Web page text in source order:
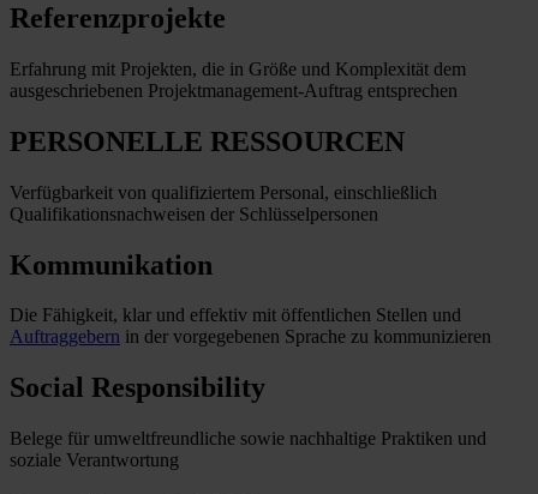
Referenzprojekte
Erfahrung mit Projekten, die in Größe und Komplexität dem
ausgeschriebenen Projektmanagement-Auftrag entsprechen
PERSONELLE RESSOURCEN
Verfügbarkeit von qualifiziertem Personal, einschließlich
Qualifikationsnachweisen der Schlüsselpersonen
Kommunikation
Die Fähigkeit, klar und effektiv mit öffentlichen Stellen und
Auftraggebern in der vorgegebenen Sprache zu kommunizieren
Social Responsibility
Belege für umweltfreundliche sowie nachhaltige Praktiken und
soziale Verantwortung